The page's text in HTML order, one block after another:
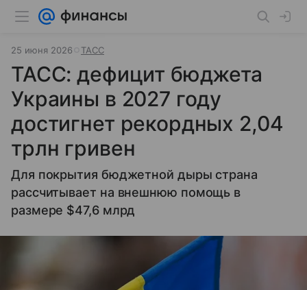
25 июня 2026 ТАСС
ТАСС: дефицит бюджета
Украины в 2027 году
достигнет рекордных 2,04
трлн гривен
Для покрытия бюджетной дыры страна
рассчитывает на внешнюю помощь в
размере $47,6 млрд